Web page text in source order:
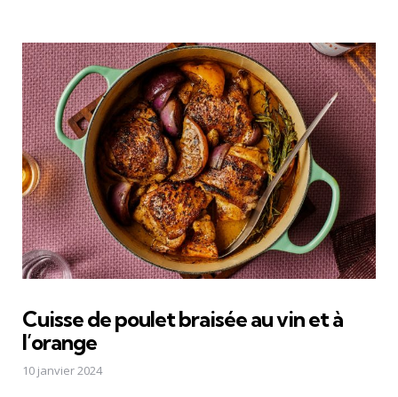
Cuisse de poulet braisée au vin et à
l’orange
10 janvier 2024